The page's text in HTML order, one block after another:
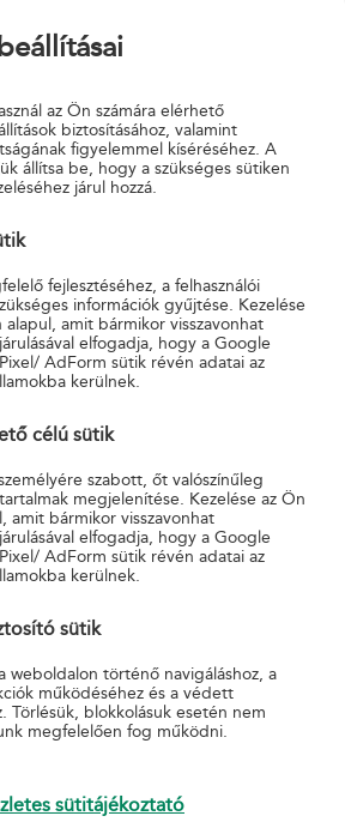
időben és több szolgáltatással
fenntartható módon működjön,
óta már több mint 450 partner üzemel
vállalkozás, például élelmiszerbolt. A
a partner vállalkozások pedig növelhetik
jelentkezés lehetősége folyamatos
információt honlapunkon talál:
az Ön számára elérhető
biztosításához, valamint
figyelemmel kíséréséhez. A
állítsa be, hogy a szükséges sütiken
járul hozzá.
fejlesztéséhez, a felhasználói
információk gyűjtése. Kezelése
alapul, amit bármikor visszavonhat
elfogadja, hogy a Google
AdForm sütik révén adatai az
kerülnek.
célú sütik
szabott, őt valószínűleg
megjelenítése. Kezelése az Ön
amit bármikor visszavonhat
elfogadja, hogy a Google
AdForm sütik révén adatai az
kerülnek.
sütik
weboldalon történő navigáláshoz, a
működéséhez és a védett
Törlésük, blokkolásuk esetén nem
megfelelően fog működni.
sütitájékoztató